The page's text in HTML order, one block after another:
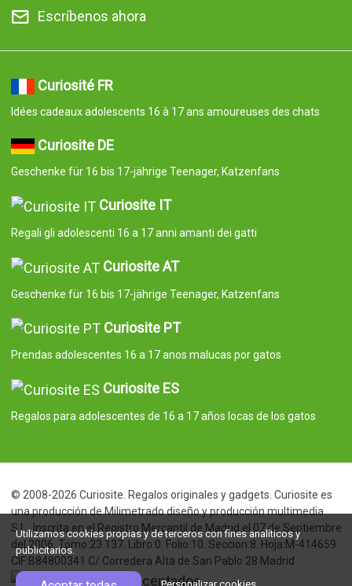
Escríbenos ahora
Curiosité FR
Idées cadeaux adolescents 16 à 17 ans amoureuses des chats
Curiosite DE
Geschenke für 16 bis 17-jährige Teenager, Katzenfans
Curiosite IT
Regali gli adolescenti 16 a 17 anni amanti dei gatti
Curiosite AT
Geschenke für 16 bis 17-jährige Teenager, Katzenfans
Curiosite PT
Prendas adolescentes 16 a 17 anos malucas por gatos
Curiosite ES
Regalos para adolescentes de 16 a 17 años locas de los gatos
© 2008-2026 Curiosite. Regalos originales y gadgets. Curiosite es
una producción de Milimetrado diseño y producción multimedia
S.L.. Inscrita en el Registro Mercantil de Madrid el 07 de Septiembre
del 2006. Tomo:23.137. Libro:0. Folio:10. Seccion:8. Hoja:M-414659
CIF:B84800341 C/ Corredera Alta de San Pablo 28 Madrid
Utilizamos cookies propias y de terceros con fines analíticos y
publicitarios.